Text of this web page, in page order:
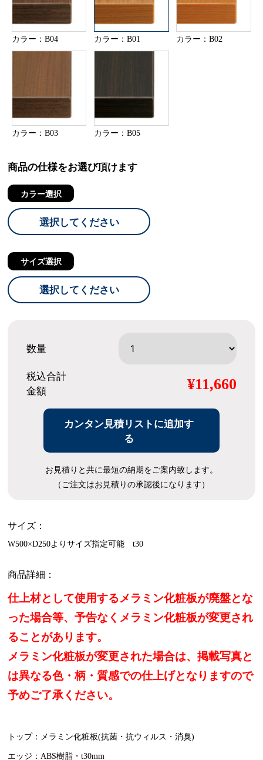
カラー：B04 カラー：B01 カラー：B02
カラー：B03 カラー：B05
商品の仕様をお選び頂けます
カラー選択
選択してください
サイズ選択
選択してください
数量
税込合計
金額
¥11,660
カンタン見積リストに追加す
る
お見積りと共に最短の納期をご案内致します。
（ご注文はお見積りの承認後になります）
サイズ：
W500×D250よりサイズ指定可能 t30
商品詳細：
仕上材として使用するメラミン化粧板が廃盤とな
った場合等、予告なくメラミン化粧板が変更され
ることがあります。
メラミン化粧板が変更された場合は、掲載写真と
は異なる色・柄・質感での仕上げとなりますので
予めご了承ください。
トップ：メラミン化粧板(抗菌・抗ウィルス・消臭)
エッジ：ABS樹脂・t30mm